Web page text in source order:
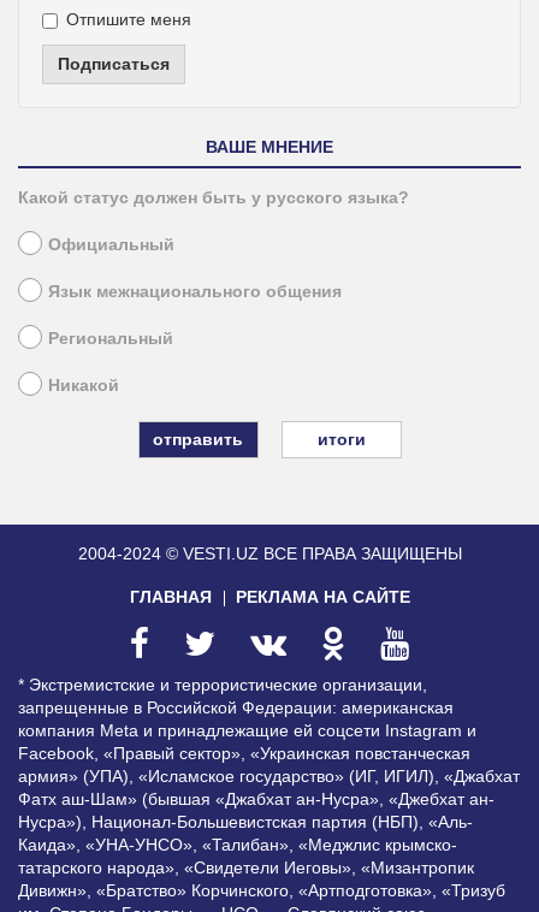
Отпишите меня
Подписаться
ВАШЕ МНЕНИЕ
Какой статус должен быть у русского языка?
Официальный
Язык межнационального общения
Региональный
Никакой
итоги
2004-2024 © VESTI.UZ ВСЕ ПРАВА ЗАЩИЩЕНЫ
ГЛАВНАЯ РЕКЛАМА НА САЙТЕ
* Экстремистские и террористические организации,
запрещенные в Российской Федерации: американская
компания Meta и принадлежащие ей соцсети Instagram и
Facebook, «Правый сектор», «Украинская повстанческая
армия» (УПА), «Исламское государство» (ИГ, ИГИЛ), «Джабхат
Фатх аш-Шам» (бывшая «Джабхат ан-Нусра», «Джебхат ан-
Нусра»), Национал-Большевистская партия (НБП), «Аль-
Каида», «УНА-УНСО», «Талибан», «Меджлис крымско-
татарского народа», «Свидетели Иеговы», «Мизантропик
Дивижн», «Братство» Корчинского, «Артподготовка», «Тризуб